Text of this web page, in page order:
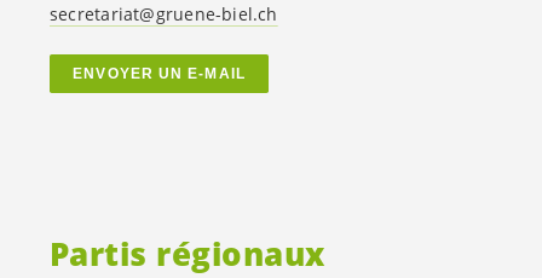
Partis régionaux
secretariat@gruene-biel.ch
ENVOYER UN E-MAIL